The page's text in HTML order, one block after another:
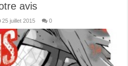
avis
25 juillet 2015 0